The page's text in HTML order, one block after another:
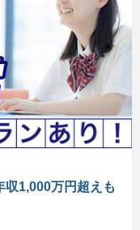
収1,000万円超えも